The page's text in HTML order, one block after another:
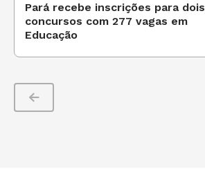
Pará recebe inscrições para dois
concursos com 277 vagas em
Educação